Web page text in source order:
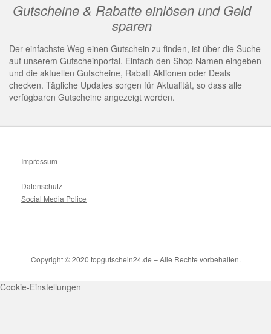
Gutscheine & Rabatte einlösen und Geld
sparen
Der einfachste Weg einen Gutschein zu finden, ist über die Suche
auf unserem Gutscheinportal. Einfach den Shop Namen eingeben
und die aktuellen Gutscheine, Rabatt Aktionen oder Deals
checken. Tägliche Updates sorgen für Aktualität, so dass alle
verfügbaren Gutscheine angezeigt werden.
Impressum
Datenschutz
Social Media Police
Copyright © 2020 topgutschein24.de – Alle Rechte vorbehalten.
Cookie-Einstellungen